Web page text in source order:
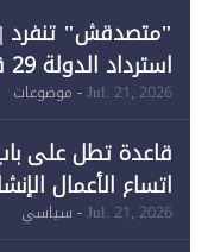
"متصدقش" تنفرد |
وقبول طعن الحكومة
Jul. 21, 2026- موضوعات
قاعدة تطل على
اتساع الأعمال
Jul. 21, 2026- سياسي